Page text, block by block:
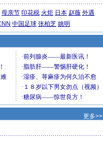
母亲节 印花税 火炬 日本 赵薇 外遇
中国足球 张柏芝 姚明
更多>>